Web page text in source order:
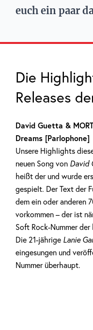
euch ein paar
Die
Releases
David Guetta &
Dreams [Parlophone]
Unsere Highlights
neuen Song von David
heißt der und wurde
gespielt. Der Text der
dem ein oder anderen
vorkommen – der ist
Soft Rock-Nummer
Die 21-jährige Lanie
eingesungen und
Nummer überhaupt.